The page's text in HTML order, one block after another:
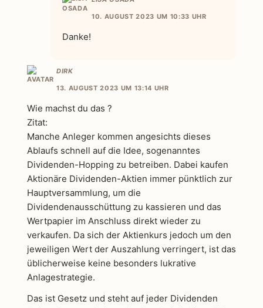
10. AUGUST 2023 UM 10:33 UHR
Danke!
DIRK
13. AUGUST 2023 UM 13:14 UHR
Wie machst du das ?
Zitat:
Manche Anleger kommen angesichts dieses
Ablaufs schnell auf die Idee, sogenanntes
Dividenden-Hopping zu betreiben. Dabei kaufen
Aktionäre Dividenden-Aktien immer pünktlich zur
Hauptversammlung, um die
Dividendenausschüttung zu kassieren und das
Wertpapier im Anschluss direkt wieder zu
verkaufen. Da sich der Aktienkurs jedoch um den
jeweiligen Wert der Auszahlung verringert, ist das
üblicherweise keine besonders lukrative
Anlagestrategie.
Das ist Gesetz und steht auf jeder Dividenden